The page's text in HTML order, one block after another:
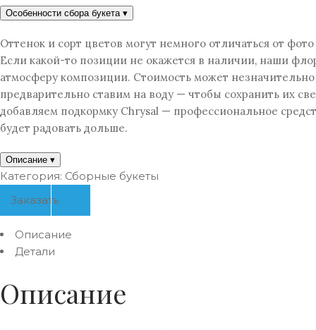
Особенности сбора букета ▾
Оттенок и сорт цветов могут немного отличаться от
Если какой-то позиции не окажется в наличии, наши
атмосферу композиции. Стоимость может
предварительно ставим на воду — чтобы сохранить их
добавляем подкормку Chrysal — профессиональное
будет радовать дольше.
Описание ▾
Категория: Сборные букеты
Заказать
Описание
Детали
Описание